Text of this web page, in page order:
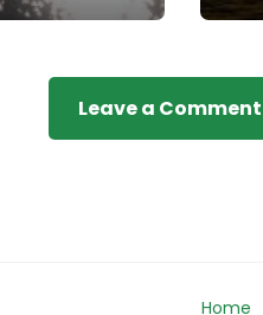
Leave a Comment
Home